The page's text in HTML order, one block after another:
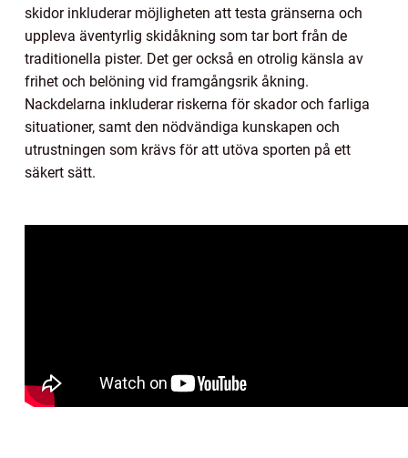
skidor inkluderar möjligheten att testa gränserna och
uppleva äventyrlig skidåkning som tar bort från de
traditionella pister. Det ger också en otrolig känsla av
frihet och belöning vid framgångsrik åkning.
Nackdelarna inkluderar riskerna för skador och farliga
situationer, samt den nödvändiga kunskapen och
utrustningen som krävs för att utöva sporten på ett
säkert sätt.